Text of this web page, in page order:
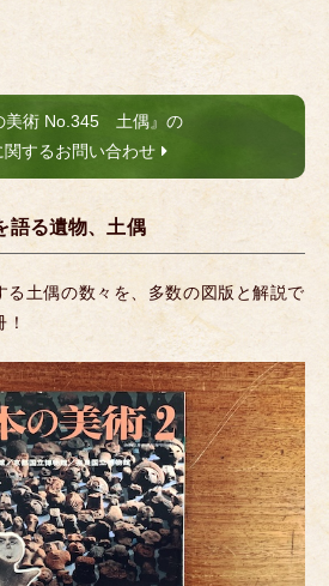
美術 No.345 土偶』の
関するお問い合わせ
語る遺物、土偶
る土偶の数々を、多数の図版と解説で